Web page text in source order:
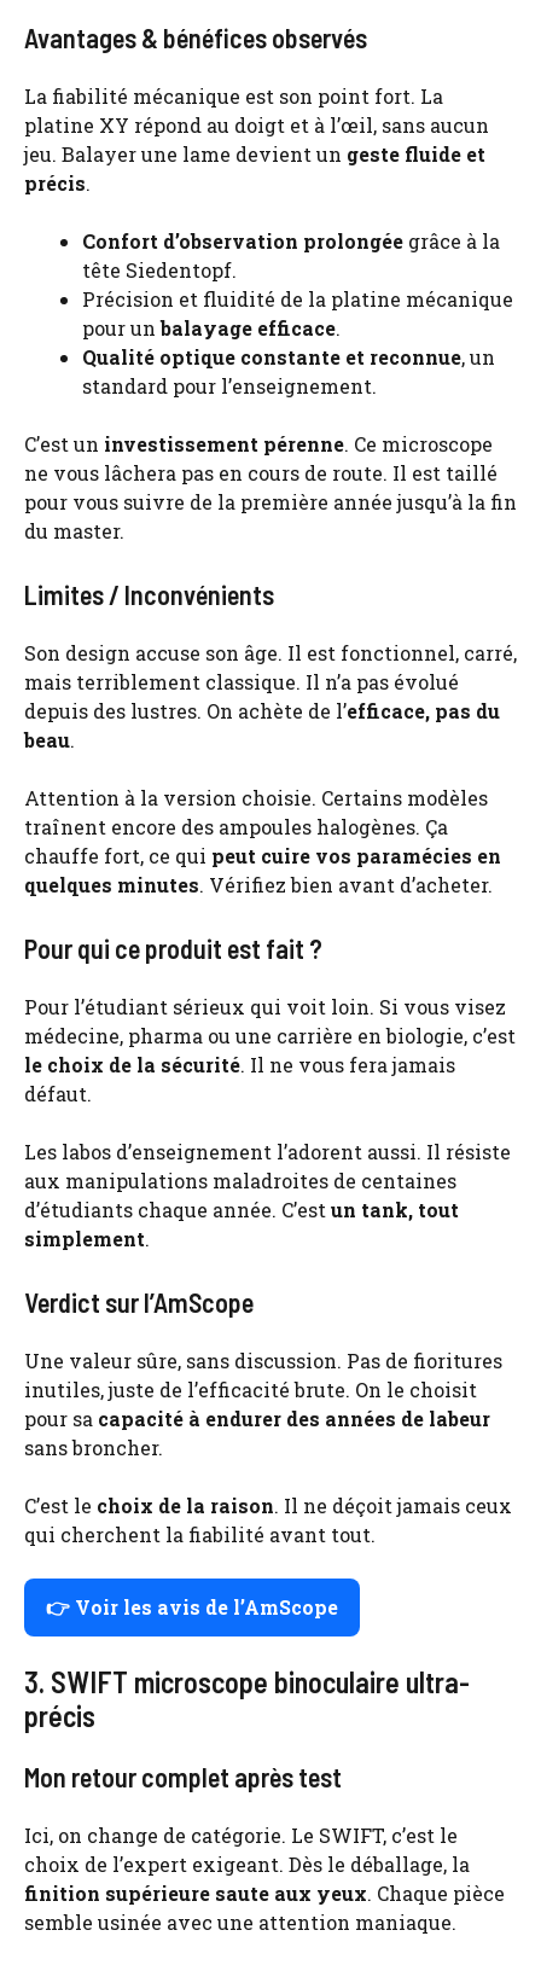
Avantages & bénéfices observés
La fiabilité mécanique est son point fort. La
platine XY répond au doigt et à l’œil, sans aucun
jeu. Balayer une lame devient un geste fluide et
précis.
Confort d’observation prolongée grâce à la
tête Siedentopf.
Précision et fluidité de la platine mécanique
pour unbalayage efficace.
Qualité optique constante et reconnue, un
standard pour l’enseignement.
C’est un investissement pérenne. Ce microscope
ne vous lâchera pas en cours de route. Il est taillé
pour vous suivre de la première année jusqu’à la fin
du master.
Limites / Inconvénients
Son design accuse son âge. Il est fonctionnel, carré,
mais terriblement classique. Il n’a pas évolué
depuis des lustres. On achète de l’efficace, pas du
beau.
Attention à la version choisie. Certains modèles
traînent encore des ampoules halogènes. Ça
chauffe fort, ce qui peut cuire vos paramécies en
quelques minutes. Vérifiez bien avant d’acheter.
Pour qui ce produit est fait ?
Pour l’étudiant sérieux qui voit loin. Si vous visez
médecine, pharma ou une carrière en biologie, c’est
le choix de la sécurité. Il ne vous fera jamais
défaut.
Les labos d’enseignement l’adorent aussi. Il résiste
aux manipulations maladroites de centaines
d’étudiants chaque année. C’est un tank, tout
simplement.
Verdict sur l’AmScope
Une valeur sûre, sans discussion. Pas de fioritures
inutiles, juste de l’efficacité brute. On le choisit
pour sa capacité à endurer des années de labeur
sans broncher.
C’est le choix de la raison. Il ne déçoit jamais ceux
qui cherchent la fiabilité avant tout.
👉 Voir les avis de l’AmScope
3. SWIFT microscope binoculaire ultra-
précis
Mon retour complet après test
Ici, on change de catégorie. Le SWIFT, c’est le
choix de l’expert exigeant. Dès le déballage, la
finition supérieure saute aux yeux. Chaque pièce
semble usinée avec une attention maniaque.